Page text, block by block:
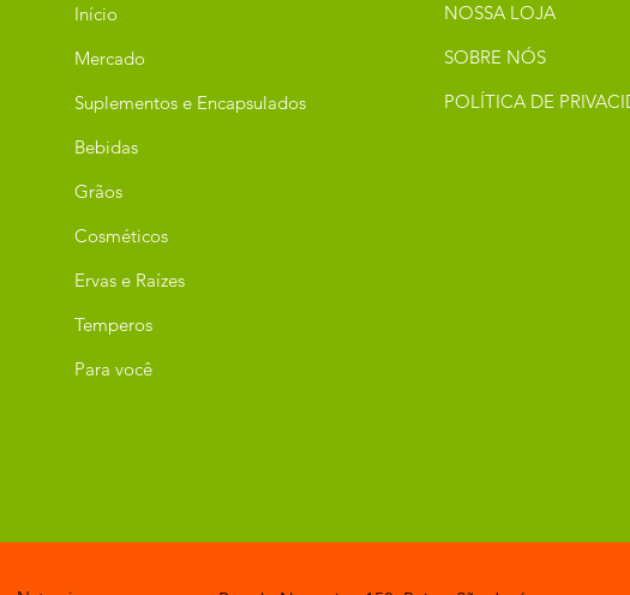
Início
Mercado
Suplementos e Encapsulados
Bebidas
Grãos
Cosméticos
Ervas e Raízes
Temperos
Para você
NOSSA LOJA
SOBRE NÓS
POLÍTICA DE